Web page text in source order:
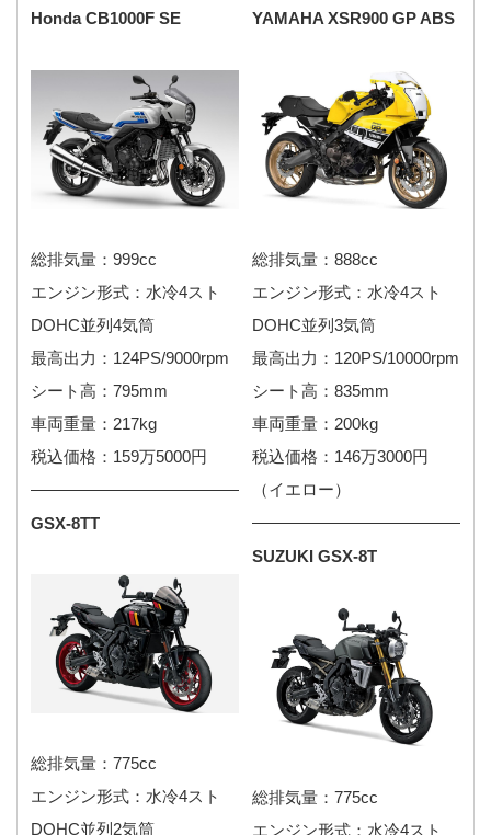
Honda CB1000F SE
総排気量：999cc
エンジン形式：水冷4スト
DOHC並列4気筒
最高出力：124PS/9000rpm
シート高：795mm
車両重量：217kg
税込価格：159万5000円
GSX-8TT
総排気量：775cc
エンジン形式：水冷4スト
DOHC並列2気筒
YAMAHA XSR900 GP ABS
総排気量：888cc
エンジン形式：水冷4スト
DOHC並列3気筒
最高出力：120PS/10000rpm
シート高：835mm
車両重量：200kg
税込価格：146万3000円
（イエロー）
SUZUKI GSX-8T
総排気量：775cc
エンジン形式：水冷4スト